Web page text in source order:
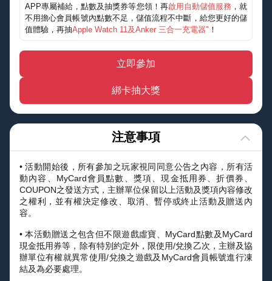
APP專屬補給，點數及抽獎券等您領！再啟用自動儲值服務 ，就
不用擔心會員帳號內點數不足，儲值流程不中斷，給您更好的儲
值體驗，再抽Apple Watch 11及Anker 三合一充電器" ！
立即參加
綁卡抽大獎
注意事項
• 活動開始後，所有參加之玩家視同同意公告之內容，所有活
動內容、MyCard會員點數、獎項、現金抵用券、折價券、
COUPON之發送方式，主辦單位保留以上活動及獎項內容修改
之權利，並有權決定修改、取消、暫停或終止活動及贈送內
容。
• 本活動贈送之包含但不限遊戲虛寶、MyCard點數及MyCard
現金抵用券等，除有特別約定外，限使用/兌換乙次，主辦及協
辦單位有權就異常使用/兌換之遊戲及MyCard會員帳號進行凍
結及為必要處理。